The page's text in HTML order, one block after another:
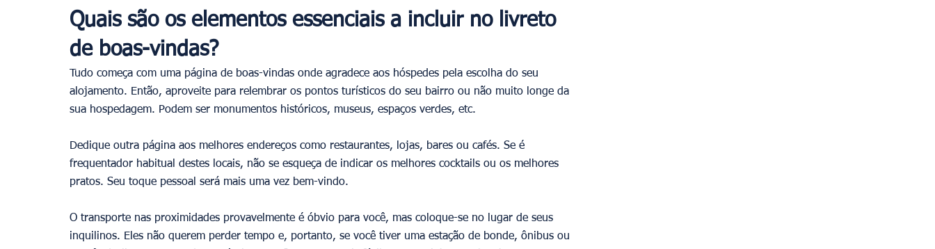
Quais são os elementos essenciais a incluir no livreto
de boas-vindas?
Tudo começa com uma página de boas-vindas onde agradece aos hóspedes pela escolha do seu
alojamento. Então, aproveite para relembrar os pontos turísticos do seu bairro ou não muito longe da
sua hospedagem. Podem ser monumentos históricos, museus, espaços verdes, etc.
Dedique outra página aos melhores endereços como restaurantes, lojas, bares ou cafés. Se é
frequentador habitual destes locais, não se esqueça de indicar os melhores cocktails ou os melhores
pratos. Seu toque pessoal será mais uma vez bem-vindo.
O transporte nas proximidades provavelmente é óbvio para você, mas coloque-se no lugar de seus
inquilinos. Eles não querem perder tempo e, portanto, se você tiver uma estação de bonde, ônibus ou